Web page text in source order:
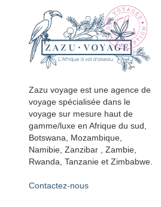
Zazu voyage est une agence de
voyage spécialisée dans le
voyage sur mesure haut de
gamme/luxe en Afrique du sud,
Botswana, Mozambique,
Namibie, Zanzibar , Zambie,
Rwanda, Tanzanie et Zimbabwe.
Contactez-nous